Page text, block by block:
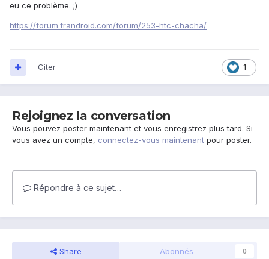
eu ce problème. ;)
https://forum.frandroid.com/forum/253-htc-chacha/
1
Citer
Rejoignez la conversation
Vous pouvez poster maintenant et vous enregistrez plus tard. Si
vous avez un compte, connectez-vous maintenant pour poster.
Répondre à ce sujet…
Share Abonnés 0